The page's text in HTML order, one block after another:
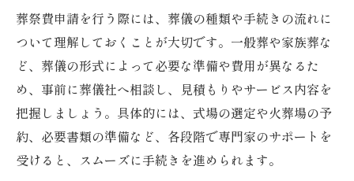
葬祭費申請を行う際には、葬儀の種類や手続きの流れに
ついて理解しておくことが大切です。一般葬や家族葬な
ど、葬儀の形式によって必要な準備や費用が異なるた
め、事前に葬儀社へ相談し、見積もりやサービス内容を
把握しましょう。具体的には、式場の選定や火葬場の予
約、必要書類の準備など、各段階で専門家のサポートを
受けると、スムーズに手続きを進められます。